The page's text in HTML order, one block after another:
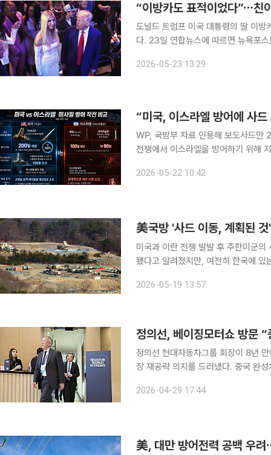
“이방카도 표적이었다”⋯친
도널드 트럼프 미국 대통령의 딸 이방
다. 23일 연합뉴스에 따르면 뉴욕포스트는 미국과 유럽에서 유대인 겨냥 테러 사건에 연루돼 붙잡
휘관 모하마드 바케르 사드 다우드 알
2026-05-23 13:29
“미국, 이스라엘 방어에 사
WP, 국방부 자료 인용해 보도사드만 200
전쟁에서 이스라엘을 방어하기 위해
주목된다. 21일(현지시간) 워싱
2026-05-22 10:42
美국방 '사드 이동, 계획된
미국과 이란 전쟁 발발 후 주한미군
됐다고 알려졌지만, 여전히 한국에 있는 것으로 확인됐다. 정빛
상원의원은 12일(현지시간) 미 상원
2026-05-19 13:57
정의선, 베이징모터쇼 방문
정의선 현대자동차그룹 회장이 8년
장 재공략 의지를 드러냈다. 중국 완
업계에 따르면 정 회장은 이날 베이징
2026-04-29 17:44
美, 대만 방어전력 공백 우